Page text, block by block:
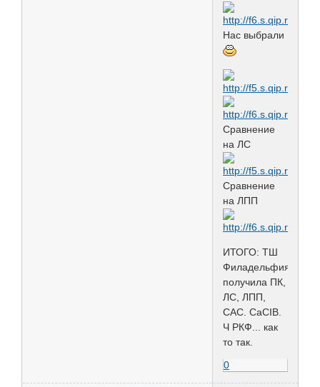
Нас выбрали
Сравнение
на ЛС
Сравнение
на ЛПП
ИТОГО: ТШ
Филадельфия
получила ПК,
ЛС, ЛПП,
CAC. CaCIB.
Ч РКФ... как
то так.
0